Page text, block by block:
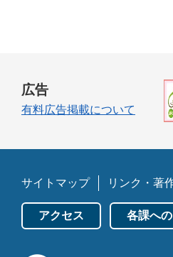
広告
有料広告掲載について
サイトマップ リンク・著
アクセス 各課へ